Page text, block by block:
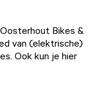
Bikes &
van (elektrische)
Ook kun je hier